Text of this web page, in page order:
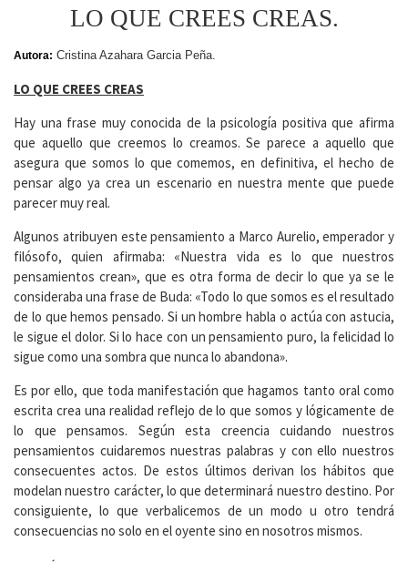
LO QUE CREES CREAS.
Autora: Cristina Azahara Garcia Peña.
LO QUE CREES CREAS
Hay una frase muy conocida de la psicología positiva que afirma
que aquello que creemos lo creamos. Se parece a aquello que
asegura que somos lo que comemos, en definitiva, el hecho de
pensar algo ya crea un escenario en nuestra mente que puede
parecer muy real.
Algunos atribuyen este pensamiento a Marco Aurelio, emperador y
filósofo, quien afirmaba: «Nuestra vida es lo que nuestros
pensamientos crean», que es otra forma de decir lo que ya se le
consideraba una frase de Buda: «Todo lo que somos es el resultado
de lo que hemos pensado. Si un hombre habla o actúa con astucia,
le sigue el dolor. Si lo hace con un pensamiento puro, la felicidad lo
sigue como una sombra que nunca lo abandona».
Es por ello, que toda manifestación que hagamos tanto oral como
escrita crea una realidad reflejo de lo que somos y lógicamente de
lo que pensamos. Según esta creencia cuidando nuestros
pensamientos cuidaremos nuestras palabras y con ello nuestros
consecuentes actos. De estos últimos derivan los hábitos que
modelan nuestro carácter, lo que determinará nuestro destino. Por
consiguiente, lo que verbalicemos de un modo u otro tendrá
consecuencias no solo en el oyente sino en nosotros mismos.